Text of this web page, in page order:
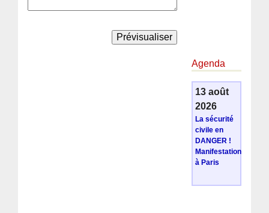
Agenda
13 août
2026
La sécurité
civile en
DANGER !
Manifestation
à Paris